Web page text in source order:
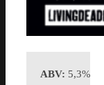
ABV: 5,3%